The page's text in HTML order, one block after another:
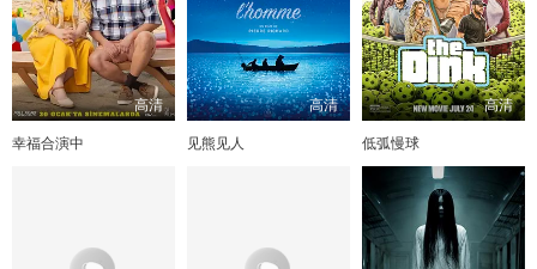
高清
幸福合演中
高清
见熊见人
高清
低弧慢球